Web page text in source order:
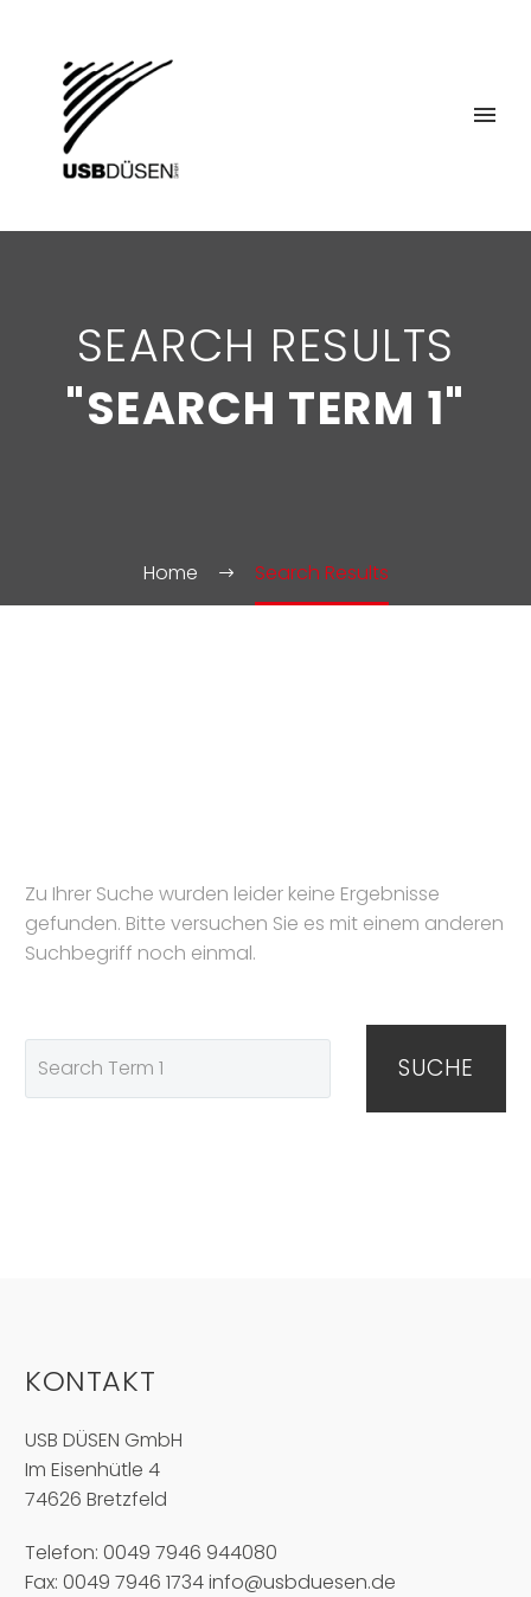
SEARCH RESULTS
"SEARCH TERM 1"
Home Search Results
Zu Ihrer Suche wurden leider keine Ergebnisse
gefunden. Bitte versuchen Sie es mit einem anderen
Suchbegriff noch einmal.
SUCHE
KONTAKT
USB DÜSEN GmbH
Im Eisenhütle 4
74626 Bretzfeld
Telefon: 0049 7946 944080
Fax: 0049 7946 1734info@usbduesen.de